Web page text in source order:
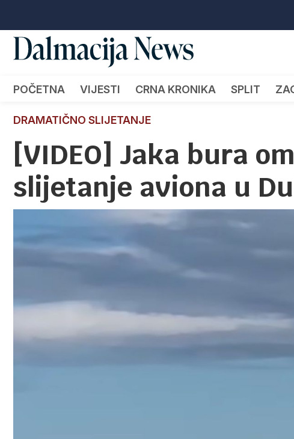
POČETNA VIJESTI CRNA KRONIKA SPLIT
DRAMATIČNO SLIJETANJE
[VIDEO] Jaka bura
slijetanje aviona u